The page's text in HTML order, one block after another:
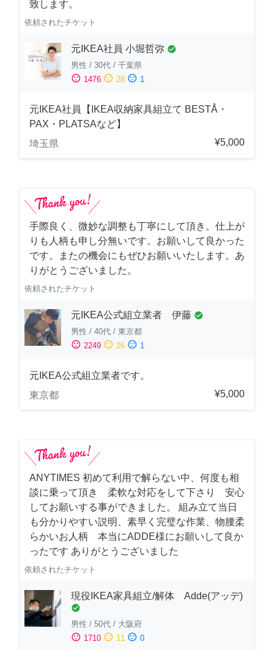
致します。
依頼されたチケット
元IKEA社員 小堀哲弥 check_circle
男性 / 30代 / 千葉県
sentiment_satisfied 1476 sentiment_neutral 28 sentiment_dissatisfied 1
元IKEA社員【IKEA収納家具組立て BESTÅ・
PAX・PLATSAなど】
埼玉県
¥5,000
手際良く、微妙な調整も丁寧にして頂き。仕上が
りも人柄も申し分無いです。お願いして良かった
です。またの機会にもぜひお願いいたします。あ
りがとうございました。
依頼されたチケット
元IKEA公式組立業者 伊藤 check_circle
男性 / 40代 / 東京都
sentiment_satisfied 2249 sentiment_neutral 26 sentiment_dissatisfied 1
元IKEA公式組立業者です。
東京都
¥5,000
ANYTIMES 初めて利用で解らない中、何度も相
談に乗って頂き 柔軟な対応をして下さり 安心
してお願いする事ができました。 組み立て当日
も分かりやすい説明、素早く完璧な作業、物腰柔
らかいお人柄 本当にADDE様にお願いして良か
ったです ありがとうございました
依頼されたチケット
現役IKEA家具組立/解体 Adde(アッデ)
check_circle
男性 / 50代 / 大阪府
sentiment_satisfied 1710 sentiment_neutral 11 sentiment_dissatisfied 0